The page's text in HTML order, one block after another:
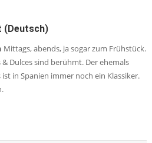
(deutsch)
Mittags, abends, ja sogar zum Frühstück.
Dulces sind berühmt. Der ehemals
in Spanien immer noch ein Klassiker.